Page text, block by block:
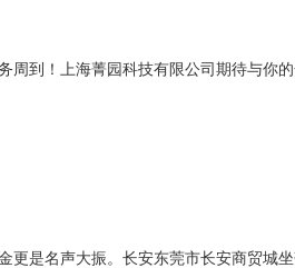
周到！上海菁园科技有限公司期待与你的
是名声大振。长安东莞市长安商贸城